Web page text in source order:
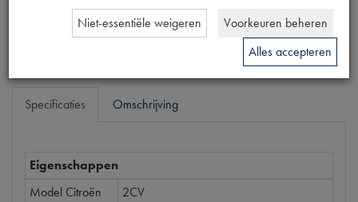
Specificaties Omschrijving
Eigenschappen
Model Citroën
2CV
Niet-essentiële weigeren
Voorkeuren beheren
Alles accepteren